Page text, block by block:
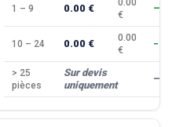
1 – 9 0.00 €
€
—
10 – 24 0.00 €
0.00
€
> 25
pièces
Sur devis
uniquement
—